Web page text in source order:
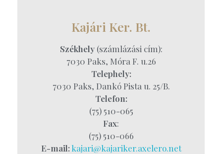
Kajári Ker. Bt.
Székhely(számlázási cím):
7030 Paks, Móra F. u.26
Telephely:
7030 Paks, Dankó Pista u. 25/B.
Telefon:
(75) 510-065
Fax:
(75) 510-066
E-mail: kajari@kajariker.axelero.net